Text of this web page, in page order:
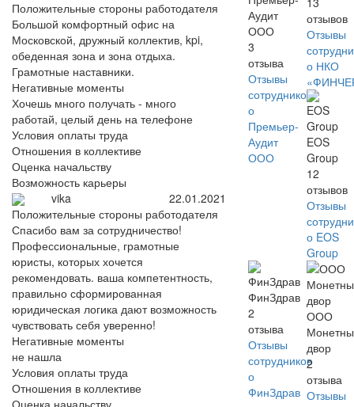
Положительные стороны работодателя
Большой комфортный офис на
Московской, дружный коллектив, kpi,
обеденная зона и зона отдыха.
Грамотные наставники.
Негативные моменты
Хочешь много получать - много
работай, целый день на телефоне
Условия оплаты труда
Отношения в коллективе
Оценка начальству
Возможность карьеры
vika
22.01.2021
Положительные стороны работодателя
Спасибо вам за сотрудничество!
Профессиональные, грамотные
юристы, которых хочется
рекомендовать. ваша компетентность,
правильно сформированная
юридическая логика дают возможность
чувствовать себя уверенно!
Негативные моменты
не нашла
Условия оплаты труда
Отношения в коллективе
Аудит
ООО
3
отзыва
Отзывы
сотрудников
о
Премьер-
Аудит
ООО
отзывов
Отзывы
о НКО
EOS
Group
12
отзывов
Отзывы
о EOS
Group
ФинЗдрав
2
отзыва
Отзывы
сотрудников
о
ФинЗдрав
ООО
двор
2
отзыва
Отзывы